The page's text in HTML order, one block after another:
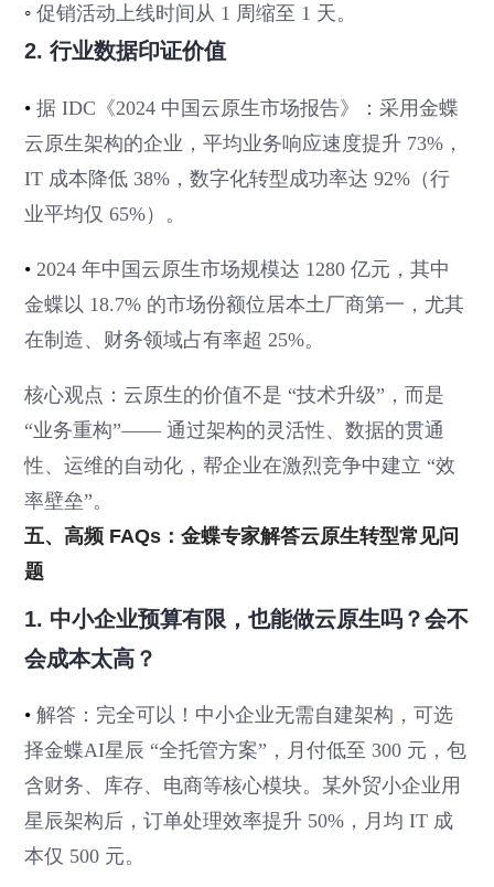
◦促销活动上线时间从 1 周缩至 1 天。
2. 行业数据印证价值
•据 IDC《2024 中国云原生市场报告》：采用金蝶
云原生架构的企业，平均业务响应速度提升 73%，
IT 成本降低 38%，数字化转型成功率达 92%（行
业平均仅 65%）。
• 2024 年中国云原生市场规模达 1280 亿元，其中
金蝶以 18.7% 的市场份额位居本土厂商第一，尤其
在制造、财务领域占有率超 25%。
核心观点：云原生的价值不是 “技术升级”，而是
“业务重构”—— 通过架构的灵活性、数据的贯通
性、运维的自动化，帮企业在激烈竞争中建立 “效
率壁垒”。
五、高频 FAQs：金蝶专家解答云原生转型常见问
题
1. 中小企业预算有限，也能做云原生吗？会不
会成本太高？
•解答：完全可以！中小企业无需自建架构，可选
择金蝶AI星辰 “全托管方案”，月付低至 300 元，包
含财务、库存、电商等核心模块。某外贸小企业用
星辰架构后，订单处理效率提升 50%，月均 IT 成
本仅 500 元。